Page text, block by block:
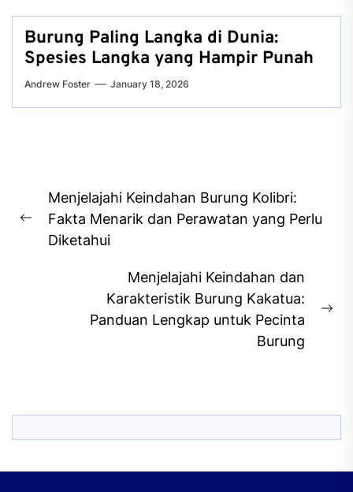
Burung Paling Langka di Dunia:
Spesies Langka yang Hampir Punah
Andrew Foster January 18, 2026
navigation
Previous
post:
Menjelajahi Keindahan Burung Kolibri:
Fakta Menarik dan Perawatan yang Perlu
Diketahui
Menjelajahi Keindahan dan
Karakteristik Burung Kakatua:
Panduan Lengkap untuk Pecinta
Burung